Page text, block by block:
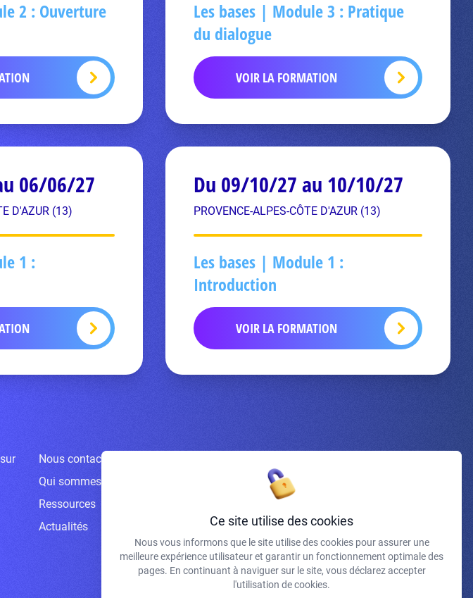
2 : Ouverture
Les bases | Module 3 : Pratique
du dialogue
VOIR LA FORMATION
06/06/27
D'AZUR (13)
1 :
Du 09/10/27 au 10/10/27
PROVENCE-ALPES-CÔTE D'AZUR (13)
Les bases | Module 1 :
Introduction
VOIR LA FORMATION
Nous contacter
Qui sommes-nous ?
Ressources
Actualités
J'accepte de recevoir vos e-mails et confirme avoir pris
connaissance de votre politique de confidentialité et
mentions légales.
Ce site utilise des cookies
Nous vous informons que le site utilise des cookies pour assurer une
meilleure expérience utilisateur et garantir un fonctionnement optimale des
pages. En continuant à naviguer sur le site, vous déclarez accepter
l'utilisation de cookies.